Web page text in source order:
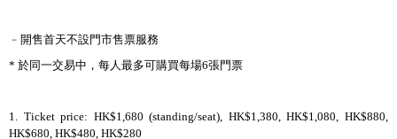
﹣ 開售首天不設門市售票服務
* 於同一交易中 ， 每人最多可購買每場6張門票
1. Ticket price: HK$1,680 (standing/seat), HK$1,380, HK$1,080, HK$880,
HK$680, HK$480, HK$280